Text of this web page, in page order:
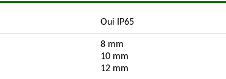
Oui IP65
8 mm
10 mm
12 mm